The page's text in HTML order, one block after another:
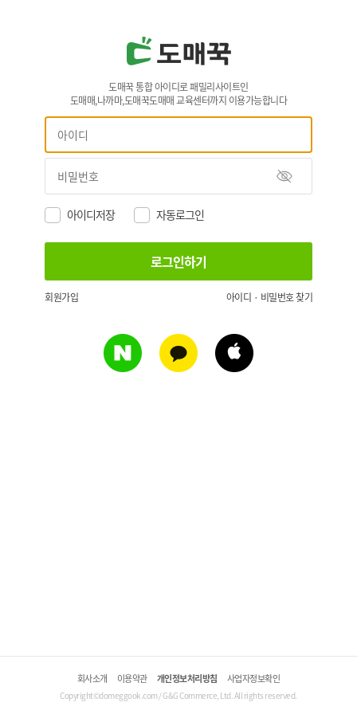
도매꾹 통합 아이디로 패밀리사이트인
도매매,나까마,도매꾹도매매 교육센터까지 이용가능합니다
아이디저장 자동로그인
회원가입 아이디 · 비밀번호 찾기
회사소개 이용약관 개인정보처리방침 사업자정보확인
Copyright©domeggook.com / G&G Commerce, Ltd. All rights reserved.